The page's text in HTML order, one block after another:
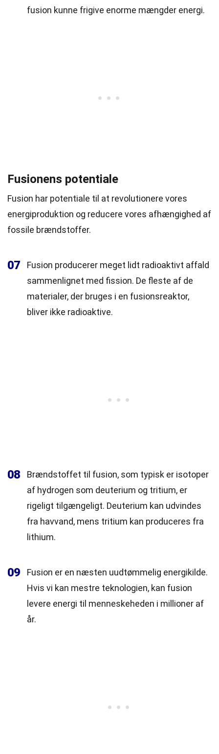
fusion kunne frigive enorme mængder energi.
Fusionens potentiale
Fusion har potentiale til at revolutionere vores
energiproduktion og reducere vores afhængighed af
fossile brændstoffer.
07
Fusion producerer meget lidt radioaktivt affald
sammenlignet med fission. De fleste af de
materialer, der bruges i en fusionsreaktor,
bliver ikke radioaktive.
08
Brændstoffet til fusion, som typisk er isotoper
af hydrogen som deuterium og tritium, er
rigeligt tilgængeligt. Deuterium kan udvindes
fra havvand, mens tritium kan produceres fra
lithium.
09
Fusion er en næsten uudtømmelig energikilde.
Hvis vi kan mestre teknologien, kan fusion
levere energi til menneskeheden i millioner af
år.